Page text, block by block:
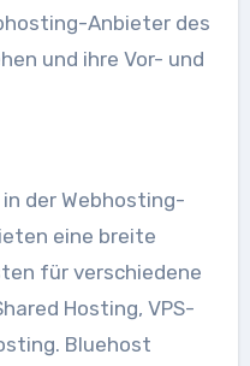
Anbieter des
und ihre Vor- und
der Webhosting-
eine breite
für verschiedene
Hosting, VPS-
Bluehost